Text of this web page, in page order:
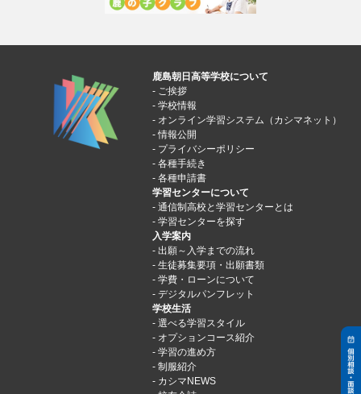
鹿島朝日高等学校について
ご挨拶
学校情報
オンライン学習システム（カシマネット）
情報公開
プライバシーポリシー
各種手続き
各種申請書
学習センターについて
通信制高校と学習センターとは
学習センターを探す
入学案内
出願～入学までの流れ
生徒募集要項・出願書類
学費・ローンについて
デジタルパンフレット
学校生活
選べる学習スタイル
オプションコース紹介
学習の進め方
制服紹介
カシマNEWS